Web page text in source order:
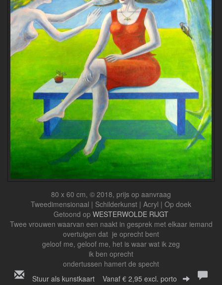
80 x 60 cm, © 2018, prijs op aanvraag
Tweedimensionaal | Schilderkunst | Acryl | Op doek
Getoond op WESTERWOLDE RIJGT
Twee vrouwen waarvan een naakt in gesprek met elkaar iemand
overtuigen dat je oprecht bent
geloof me, geloof me, het is waar wat ik zeg
ik ben oprecht
ondertussen hamert de specht
Stuur als kunstkaart Vanaf € 2,95 excl. porto